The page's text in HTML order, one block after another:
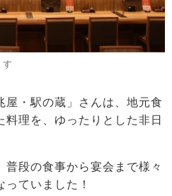
屋・駅の蔵」さんは、地元食
理を、ゆったりとした非日
段の食事から宴会まで様々
ていました！